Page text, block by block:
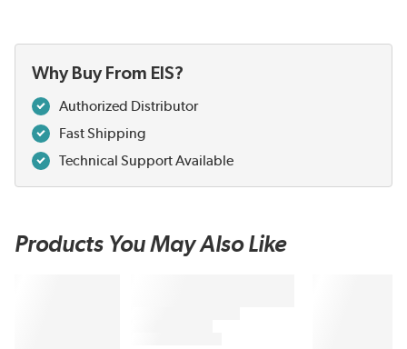
Why Buy From EIS?
Authorized Distributor
Fast Shipping
Technical Support Available
Products You May Also Like